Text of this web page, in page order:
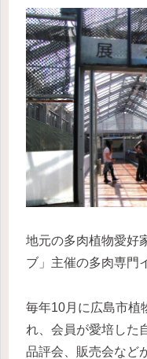
地元の多肉植物愛好
ブ」主催の多肉専門
毎年10月に広島市植
れ、会員が愛培した
品評会、販売会など